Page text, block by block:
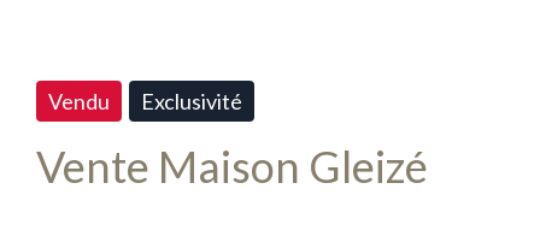
Vendu Exclusivité
Vente Maison Gleizé